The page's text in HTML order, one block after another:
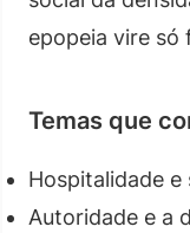
epopeia vire só
Temas que
Hospitalidade
Autoridade e a